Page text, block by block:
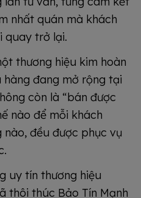
nhất quán mà khách
quay trở lại.
thương hiệu kim hoàn
đang mở rộng tại
còn là “bán được
nào để mỗi khách
đều được phục vụ
uy tín thương hiệu
thôi thúc Bảo Tín Mạnh